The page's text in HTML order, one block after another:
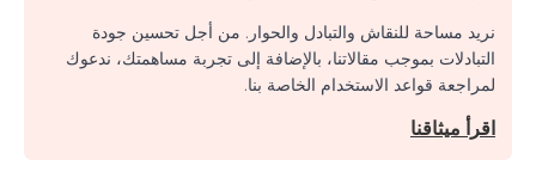
نريد مساحة للنقاش والتبادل والحوار. من أجل تحسين جودة
التبادلات بموجب مقالاتنا، بالإضافة إلى تجربة مساهمتك، ندعوك
لمراجعة قواعد الاستخدام الخاصة بنا.
اقرأ ميثاقنا